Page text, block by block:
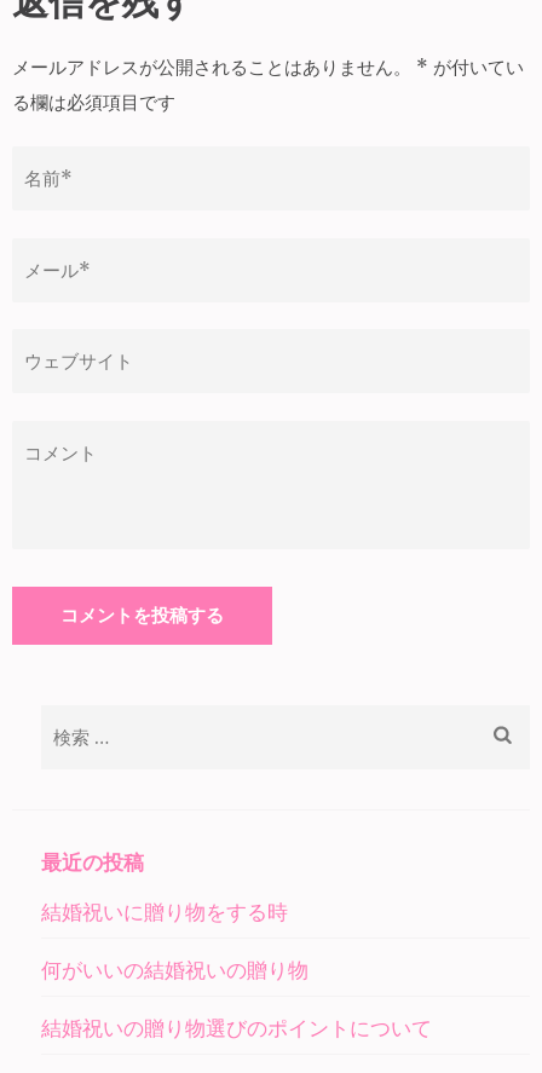
ビ
ゲ
ー
ョ
メールアドレスが公開されることはありません。 * が付いてい
る欄は必須項目です
最近の投稿
結婚祝いに贈り物をする時
何がいいの結婚祝いの贈り物
結婚祝いの贈り物選びのポイントについて